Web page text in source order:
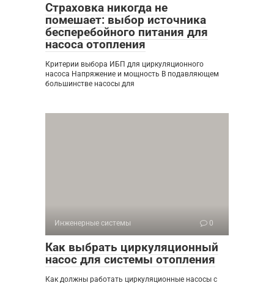
Страховка никогда не
помешает: выбор источника
бесперебойного питания для
насоса отопления
Критерии выбора ИБП для циркуляционного
насоса Напряжение и мощность В подавляющем
большинстве насосы для
Инженерные системы 0
Как выбрать циркуляционный
насос для системы отопления
Как должны работать циркуляционные насосы с